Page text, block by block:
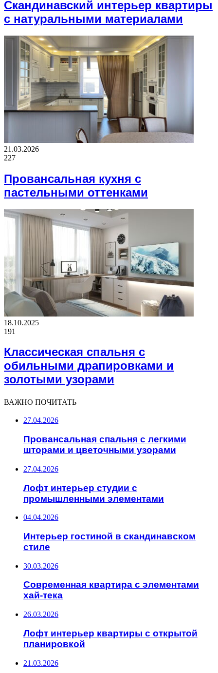
Скандинавский интерьер квартиры
с натуральными материалами
21.03.2026
227
Провансальная кухня с
пастельными оттенками
18.10.2025
191
Классическая спальня с
обильными драпировками и
золотыми узорами
ВАЖНО ПОЧИТАТЬ
27.04.2026
Провансальная спальня с легкими
шторами и цветочными узорами
27.04.2026
Лофт интерьер студии с
промышленными элементами
04.04.2026
Интерьер гостиной в скандинавском
стиле
30.03.2026
Современная квартира с элементами
хай-тека
26.03.2026
Лофт интерьер квартиры с открытой
планировкой
21.03.2026